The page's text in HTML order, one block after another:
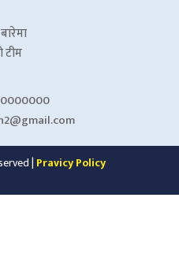
टीम
| Pravicy Policy